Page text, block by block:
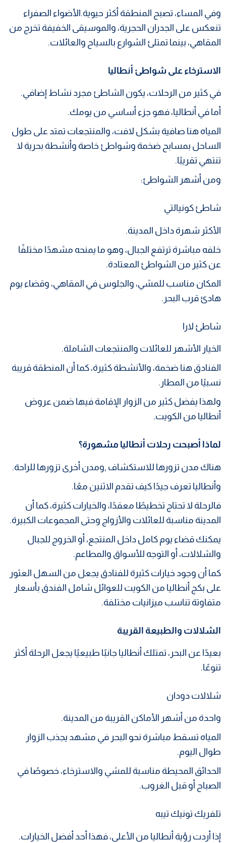
وفي المساء، تصبح المنطقة أكثر حيوية.الأضواء الصفراء
تنعكس على الجدران الحجرية، والموسيقى الخفيفة تخرج من
المقاهي، بينما تمتلئ الشوارع بالسياح والعائلات.
الاسترخاء على شواطئ أنطاليا
في كثير من الرحلات، يكون الشاطئ مجرد نشاط إضافي.
أما في أنطاليا، فهو جزء أساسي من يومك.
المياه هنا صافية بشكل لافت، والمنتجعات تمتد على طول
الساحل بمسابح ضخمة وشواطئ خاصة وأنشطة بحرية لا
تنتهي تقريبًا.
ومن أشهر الشواطئ:
شاطئ كونيالتي
الأكثر شهرة داخل المدينة.
خلفه مباشرة ترتفع الجبال، وهو ما يمنحه مشهدًا مختلفًا
عن كثير من الشواطئ المعتادة.
المكان مناسب للمشي، والجلوس في المقاهي، وقضاء يوم
هادئ قرب البحر.
شاطئ لارا
الخيار الأشهر للعائلات والمنتجعات الشاملة.
الفنادق هنا ضخمة، والأنشطة كثيرة، كما أن المنطقة قريبة
نسبيًا من المطار.
ولهذا يفضل كثير من الزوار الإقامة فيها ضمن عروض
أنطاليا من الكويت.
لماذا أصبحت رحلات أنطاليا مشهورة؟
هناك مدن تزورها للاستكشاف ,ومدن أخرى تزورها للراحة.
وأنطاليا تعرف جيدًا كيف تقدم الاثنين معًا.
فالرحلة لا تحتاج تخطيطًا معقدًا، والخيارات كثيرة، كما أن
المدينة مناسبة للعائلات والأزواج وحتى المجموعات الكبيرة.
يمكنك قضاء يوم كامل داخل المنتجع، أو الخروج للجبال
والشلالات، أو التوجه للأسواق والمطاعم.
كما أن وجود خيارات كثيرة للفنادق يجعل من السهل العثور
على بكج أنطاليا من الكويت للعوائل شامل الفندق بأسعار
متفاوتة تناسب ميزانيات مختلفة.
الشلالات والطبيعة القريبة
بعيدًا عن البحر، تمتلك أنطاليا جانبًا طبيعيًا يجعل الرحلة أكثر
تنوعًا.
شلالات دودان
واحدة من أشهر الأماكن القريبة من المدينة.
المياه تسقط مباشرة نحو البحر في مشهد يجذب الزوار
طوال اليوم.
الحدائق المحيطة مناسبة للمشي والاسترخاء، خصوصًا في
الصباح أو قبل الغروب.
تلفريك تونيك تيبه
إذا أردت رؤية أنطاليا من الأعلى، فهذا أحد أفضل الخيارات.